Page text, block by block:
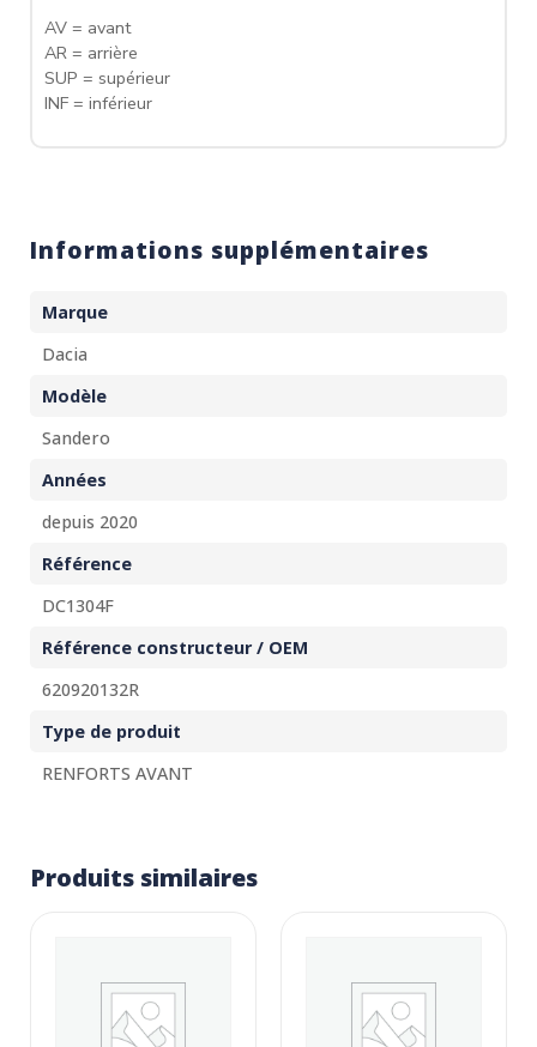
AV = avant
AR = arrière
SUP = supérieur
INF = inférieur
Informations supplémentaires
Marque
Dacia
Modèle
Sandero
Années
depuis 2020
Référence
DC1304F
Référence constructeur / OEM
620920132R
Type de produit
RENFORTS AVANT
Produits similaires